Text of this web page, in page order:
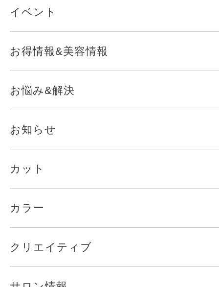
イベント
お得情報&美容情報
お悩み&解決
お知らせ
カット
カラー
クリエイティブ